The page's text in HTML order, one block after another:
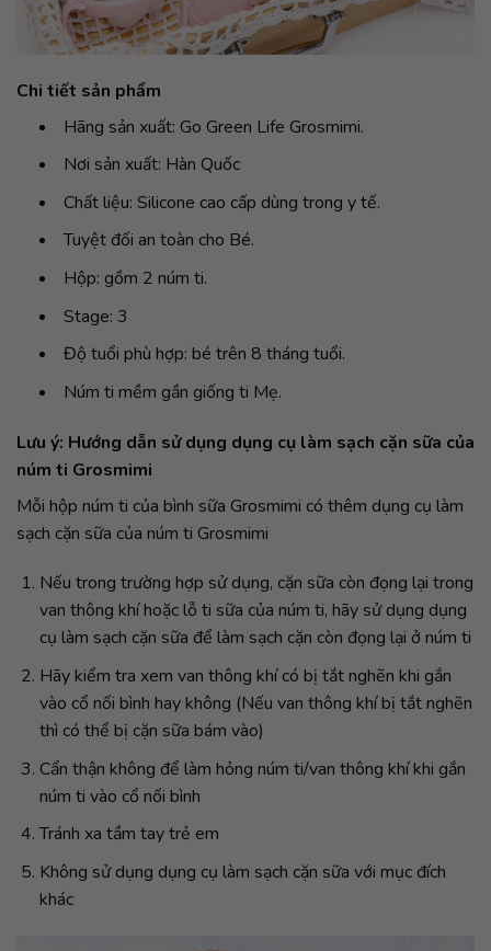
Chi tiết sản phẩm
Hãng sản xuất: Go Green Life Grosmimi.
Nơi sản xuất: Hàn Quốc
Chất liệu: Silicone cao cấp dùng trong y tế.
Tuyệt đối an toàn cho Bé.
Hộp: gồm 2 núm ti.
Stage: 3
Độ tuổi phù hợp: bé trên 8 tháng tuổi.
Núm ti mềm gần giống ti Mẹ.
Lưu ý: Hướng dẫn sử dụng dụng cụ làm sạch cặn sữa của
núm ti Grosmimi
Mỗi hộp núm ti của bình sữa Grosmimi có thêm dụng cụ làm
sạch cặn sữa của núm ti Grosmimi
Nếu trong trường hợp sử dụng, cặn sữa còn đọng lại trong
van thông khí hoặc lỗ ti sữa của núm ti, hãy sử dụng dụng
cụ làm sạch cặn sữa để làm sạch cặn còn đọng lại ở núm ti
Hãy kiểm tra xem van thông khí có bị tắt nghẽn khi gắn
vào cổ nối bình hay không (Nếu van thông khí bị tắt nghẽn
thì có thể bị cặn sữa bám vào)
Cẩn thận không để làm hỏng núm ti/van thông khí khi gắn
núm ti vào cổ nối bình
Tránh xa tầm tay trẻ em
Không sử dụng dụng cụ làm sạch cặn sữa với mục đích
khác